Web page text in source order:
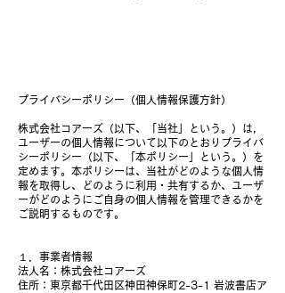
プライバシーポリシー（個人情報保護方針）
株式会社コアーズ（以下、「当社」という。）は，
ユーザーの個人情報について以下のとおりプライバ
シーポリシー（以下、「本ポリシー」という。）を
定めます。本ポリシーは、当社がどのような個人情
報を取得し、どのように利用・共有するか、ユーザ
ーがどのようにご自身の個人情報を管理できるかを
ご説明するものです。
１．事業者情報
法人名：株式会社コアーズ
住所：東京都千代田区神田神保町2-3-1 岩波書店ア